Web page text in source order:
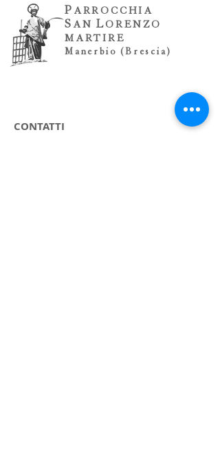
P ARROCCHIA
S ANLORENZO
MARTIRE
Manerbio (Brescia)
CONTATTI